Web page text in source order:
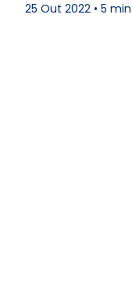
25 Out 2022 • 5